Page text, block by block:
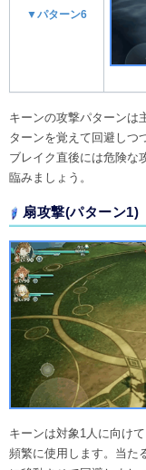
▼パターン6
キーンの攻撃パターンは
ターンを覚えて回避しつ
ブレイク直後には危険な
臨みましょう。
扇攻撃(パターン1)
キーンは対象1人に向け
頻繁に使用します。当た